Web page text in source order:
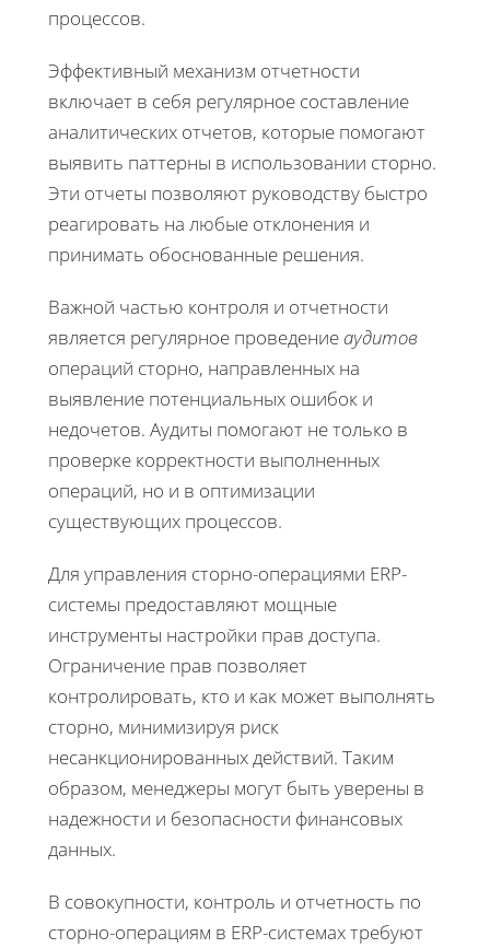
процессов.
Эффективный механизм отчетности
включает в себя регулярное составление
аналитических отчетов, которые помогают
выявить паттерны в использовании сторно.
Эти отчеты позволяют руководству быстро
реагировать на любые отклонения и
принимать обоснованные решения.
Важной частью контроля и отчетности
является регулярное проведение аудитов
операций сторно, направленных на
выявление потенциальных ошибок и
недочетов. Аудиты помогают не только в
проверке корректности выполненных
операций, но и в оптимизации
существующих процессов.
Для управления сторно-операциями ERP-
системы предоставляют мощные
инструменты настройки прав доступа.
Ограничение прав позволяет
контролировать, кто и как может выполнять
сторно, минимизируя риск
несанкционированных действий. Таким
образом, менеджеры могут быть уверены в
надежности и безопасности финансовых
данных.
В совокупности, контроль и отчетность по
сторно-операциям в ERP-системах требуют